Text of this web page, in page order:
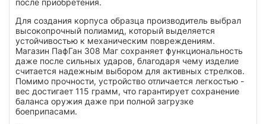
после приобретения.
Для создания корпуса образца производитель выбрал
высокопрочный полиамид, который выделяется
устойчивостью к механическим повреждениям.
Магазин ПафГан 308 Маг сохраняет функциональность
даже после сильных ударов, благодаря чему изделие
считается надежным выбором для активных стрелков.
Помимо прочности, устройство отличается легкостью -
вес достигает 115 грамм, что гарантирует сохранение
баланса оружия даже при полной загрузке
боеприпасами.